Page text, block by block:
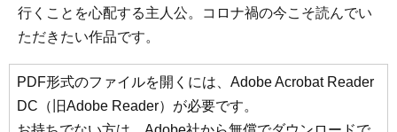
行くことを心配する主人公。コロナ禍の今こそ読んでい
ただきたい作品です。
PDF形式のファイルを開くには、Adobe Acrobat Reader
DC（旧Adobe Reader）が必要です。